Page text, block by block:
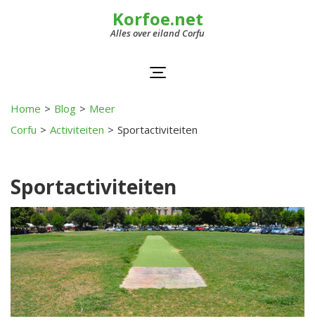
Korfoe.net
Alles over eiland Corfu
Home > Blog > Meer
Corfu > Activiteiten > Sportactiviteiten
Sportactiviteiten